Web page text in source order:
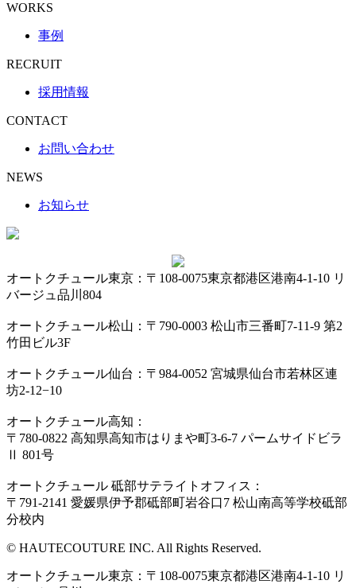
WORKS
事例
RECRUIT
採用情報
CONTACT
お問い合わせ
NEWS
お知らせ
オートクチュール東京：〒108-0075東京都港区港南4-1-10 リ
バージュ品川804
オートクチュール松山：〒790-0003 松山市三番町7-11-9 第2
竹田ビル3F
オートクチュール仙台：〒984-0052 宮城県仙台市若林区連
坊2-12−10
オートクチュール高知：
〒780-0822 高知県高知市はりまや町3-6-7 パームサイドビラ
Ⅱ 801号
オートクチュール 砥部サテライトオフィス：
〒791-2141 愛媛県伊予郡砥部町岩谷口7 松山南高等学校砥部
分校内
© HAUTECOUTURE INC. All Rights Reserved.
オートクチュール東京：〒108-0075東京都港区港南4-1-10 リ